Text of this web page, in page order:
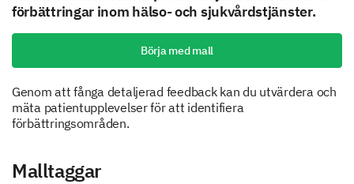
förbättringar inom hälso- och sjukvårdstjänster.
Börja med mall
Genom att fånga detaljerad feedback kan du utvärdera och
mäta patientupplevelser för att identifiera
förbättringsområden.
Malltaggar